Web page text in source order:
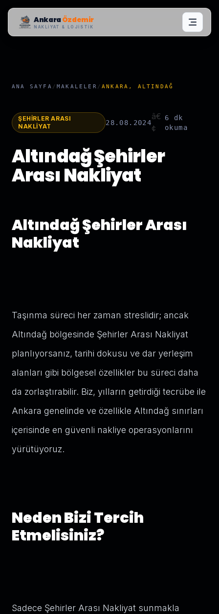
AnkaraÖzdemir
NAKLIYAT & LOJISTIK
ANA SAYFA /MAKALELER /ANKARA, ALTINDAĞ
ŞEHIRLER ARASI
NAKLIYAT
28.08.2024
â€
¢
6 dk
okuma
Altındağ Şehirler
Arası Nakliyat
Altındağ Şehirler Arası
Nakliyat
Taşınma süreci her zaman streslidir; ancak
Altındağ bölgesinde Şehirler Arası Nakliyat
planlıyorsanız, tarihi dokusu ve dar yerleşim
alanları gibi bölgesel özellikler bu süreci daha
da zorlaştırabilir. Biz, yılların getirdiği tecrübe ile
Ankara genelinde ve özellikle Altındağ sınırları
içerisinde en güvenli nakliye operasyonlarını
yürütüyoruz.
Neden Bizi Tercih
Etmelisiniz?
Sadece Şehirler Arası Nakliyat sunmakla